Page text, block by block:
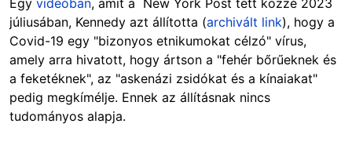
júliusában, Kennedy azt állította (archivált link), hogy a
Covid-19 egy "bizonyos etnikumokat célzó" vírus,
amely arra hivatott, hogy ártson a "fehér bőrűeknek és
a feketéknek", az "askenázi zsidókat és a kínaiakat"
pedig megkímélje. Ennek az állításnak nincs
tudományos alapja.